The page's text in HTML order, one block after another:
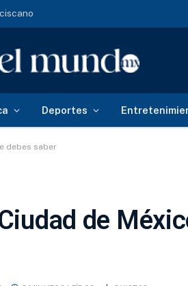
Deportes
debes saber
de